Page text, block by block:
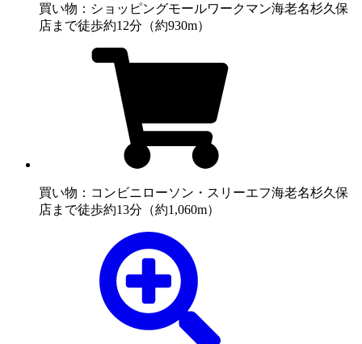
買い物：ショッピングモールワークマン海老名杉久保
店まで徒歩約12分（約930m）
買い物：コンビニ ローソン・スリーエフ海老名杉久保
店まで徒歩約13分（約1,060m）